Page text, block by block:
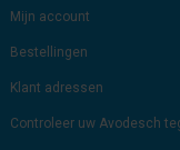
Mijn account
Bestellingen
Klant adressen
Controleer uw Avodesch